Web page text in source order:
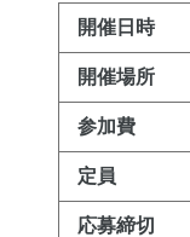
開催日時
開催場所
参加費
定員
応募締切